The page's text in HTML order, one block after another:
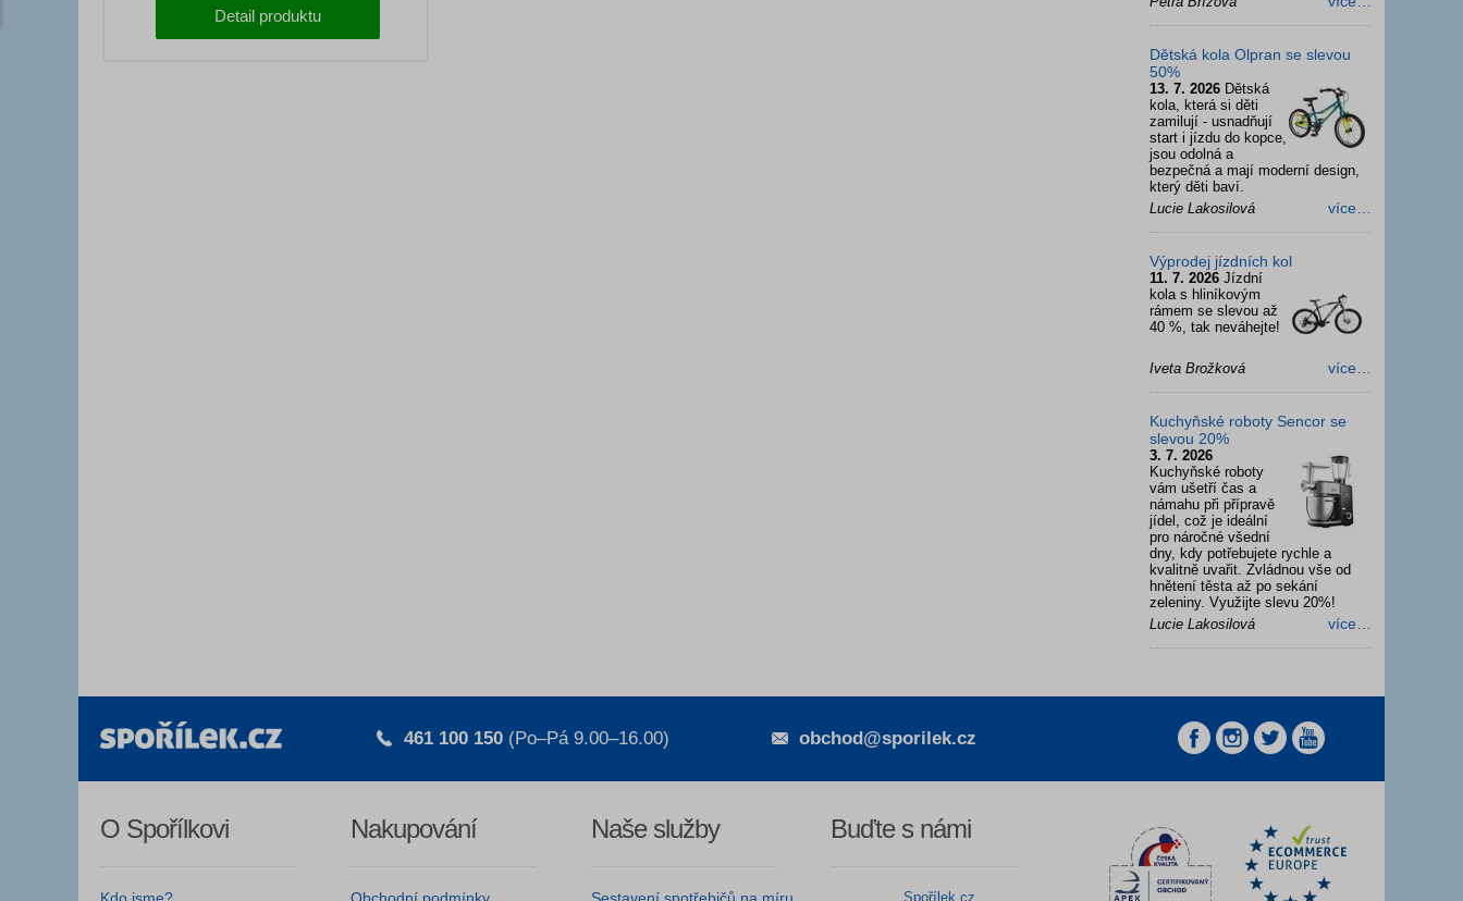
Detail produktu
Dětská kola Olpran se slevou
50%
13. 7. 2026 Dětská
kola, která si děti
zamilují - usnadňují
start i jízdu do kopce,
jsou odolná a
bezpečná a mají moderní design,
který děti baví.
Lucie Lakosilová
více…
Výprodej jízdních kol
11. 7. 2026 Jízdní
kola s hliníkovým
rámem se slevou až
40 %, tak neváhejte!
Iveta Brožková více…
Kuchyňské roboty Sencor se
slevou 20%
3. 7. 2026
Kuchyňské roboty
vám ušetří čas a
námahu při přípravě
jídel, což je ideální
pro náročné všední
dny, kdy potřebujete rychle a
kvalitně uvařit. Zvládnou vše od
hnětení těsta až po sekání
zeleniny. Využijte slevu 20%!
Lucie Lakosilová
více…
461 100 150 (Po–Pá 9.00–16.00) obchod@sporilek.cz
O Spořílkovi Nakupování Naše služby Buďte s námi
Spořílek.cz